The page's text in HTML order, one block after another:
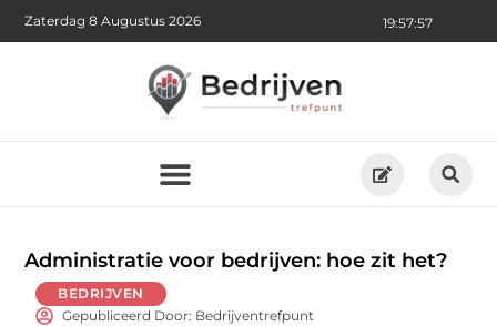
19:57:59
Zaterdag 8 Augustus 2026
Administratie voor bedrijven: hoe zit het?
BEDRIJVEN
Gepubliceerd Door: Bedrijventrefpunt